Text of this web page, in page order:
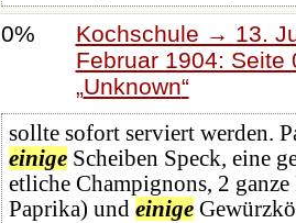
0%
Kochschule → 13.
Februar 1904:
Unknown
sollte sofort serviert werden.
einigeScheiben Speck, eine
etliche Champignons, 2
Paprika) und einige